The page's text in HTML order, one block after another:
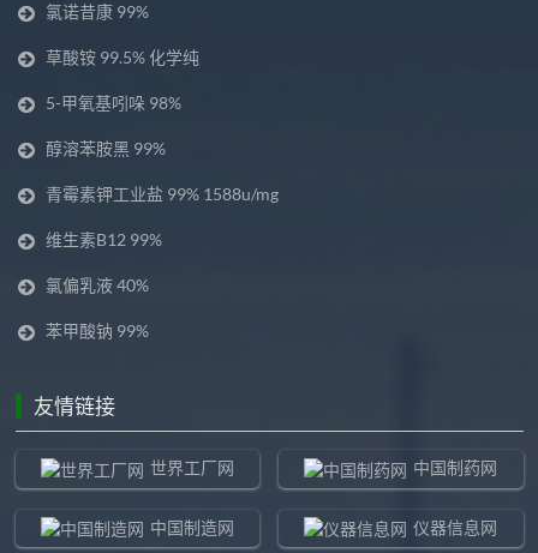
氯诺昔康 99%
草酸铵 99.5% 化学纯
5-甲氧基吲哚 98%
醇溶苯胺黑 99%
青霉素钾工业盐 99% 1588u/mg
维生素B12 99%
氯偏乳液 40%
苯甲酸钠 99%
友情链接
世界工厂网 中国制药网
中国制造网 仪器信息网